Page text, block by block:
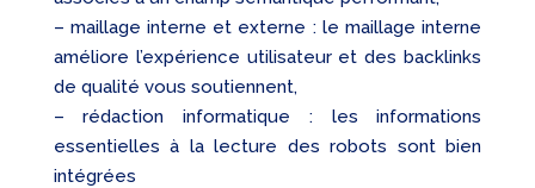
– maillage interne et externe : le maillage interne
améliore l’expérience utilisateur et des backlinks
de qualité vous soutiennent,
– rédaction informatique : les informations
essentielles à la lecture des robots sont bien
intégrées